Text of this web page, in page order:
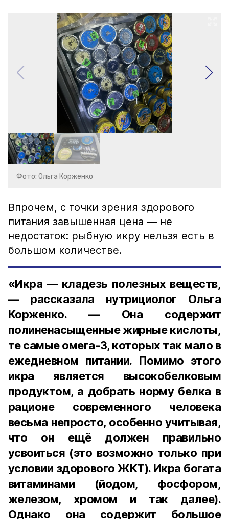
Фото: Ольга Корженко
Впрочем, с точки зрения здорового
питания завышенная цена — не
недостаток: рыбную икру нельзя есть в
большом количестве.
«Икра — кладезь полезных веществ,
— рассказала нутрициолог Ольга
Корженко. — Она содержит
полиненасыщенные жирные кислоты,
те самые омега-3, которых так мало в
ежедневном питании. Помимо этого
икра является высокобелковым
продуктом, а добрать норму белка в
рационе современного человека
весьма непросто, особенно учитывая,
что он ещё должен правильно
усвоиться (это возможно только при
условии здорового ЖКТ). Икра богата
витаминами (йодом, фосфором,
железом, хромом и так далее).
Однако она содержит большое